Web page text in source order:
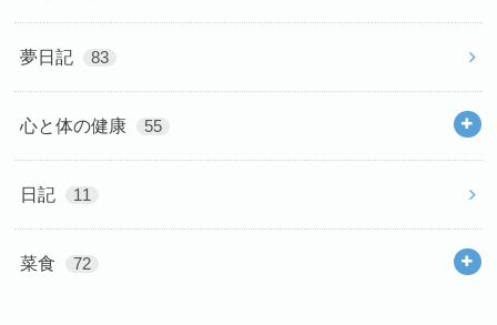
夢日記 83
心と体の健康 55
日記 11
菜食 72